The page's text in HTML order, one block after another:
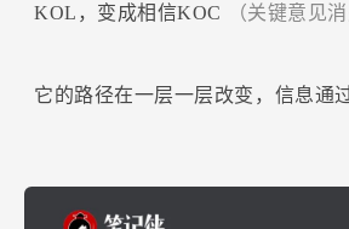
KOL，变成相信KOC
（关键意见
它的路径在一层一层改变，信息通